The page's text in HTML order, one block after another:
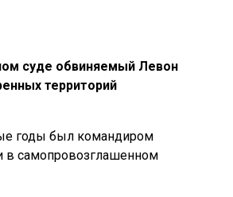
суде обвиняемый Левон
территорий
годы был командиром
в самопровозглашенном